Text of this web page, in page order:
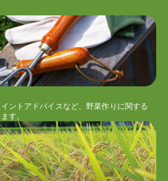
ントアドバイスなど、野菜作りに関する
す。